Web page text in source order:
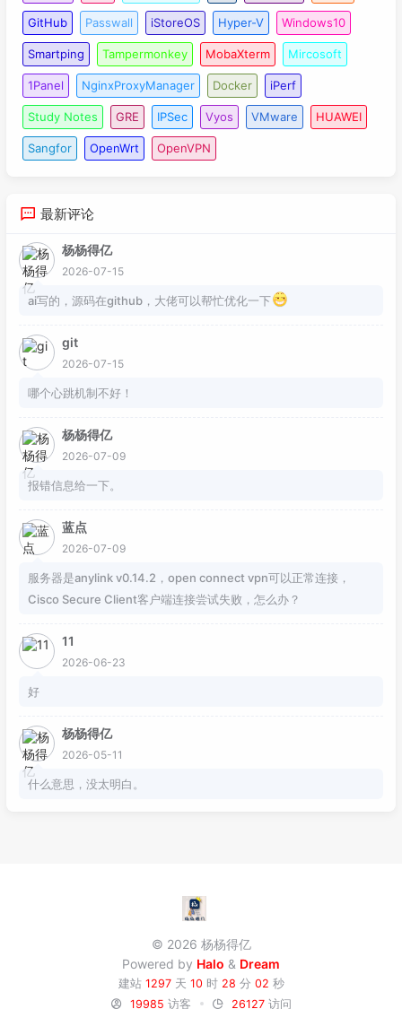
GitHub Passwall iStoreOS Hyper-V Windows10
Smartping Tampermonkey MobaXterm Mircosoft
1Panel NginxProxyManager Docker iPerf
Study Notes GRE IPSec Vyos VMware HUAWEI
Sangfor OpenWrt OpenVPN
最新评论
杨杨得亿
2026-07-15
ai写的，源码在github，大佬可以帮忙优化一下
git
2026-07-15
哪个心跳机制不好！
杨杨得亿
2026-07-09
报错信息给一下。
蓝点
2026-07-09
服务器是anylink v0.14.2，open connect vpn可以正常连接，
Cisco Secure Client客户端连接尝试失败，怎么办？
11
2026-06-23
好
杨杨得亿
2026-05-11
什么意思，没太明白。
© 2026 杨杨得亿
Powered by Halo & Dream
建站 1297 天 10 时 28 分 03 秒
19985 访客 26127 访问